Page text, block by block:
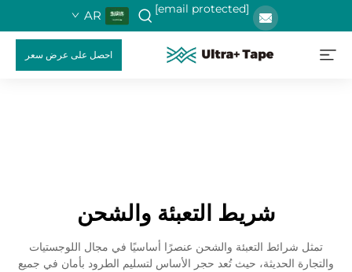
[email protected]
AR
احصل على عرض سعر
شريط التعبئة والشحن
تمثل شرائط التعبئة والشحن عنصرًا أساسيًا في مجال اللوجستيات
والتجارة الحديثة، حيث تُعد حجر الأساس لتسليم الطرود بأمان في جميع